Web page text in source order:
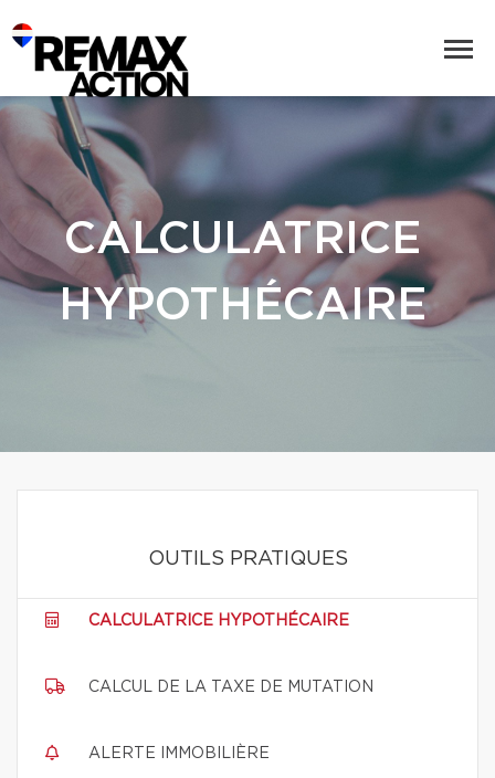
CALCULATRICE
HYPOTHÉCAIRE
OUTILS PRATIQUES
CALCULATRICE HYPOTHÉCAIRE
CALCUL DE LA TAXE DE MUTATION
ALERTE IMMOBILIÈRE